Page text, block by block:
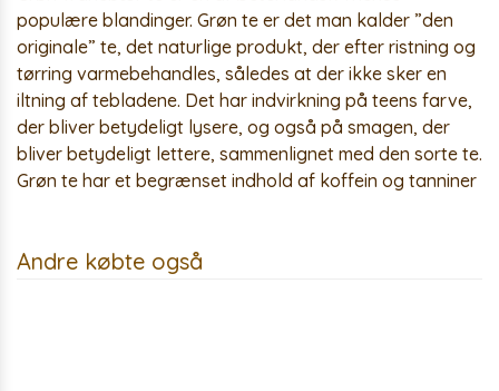
populære blandinger. Grøn te er det man kalder ”den
originale” te, det naturlige produkt, der efter ristning og
tørring varmebehandles, således at der ikke sker en
iltning af tebladene. Det har indvirkning på teens farve,
der bliver betydeligt lysere, og også på smagen, der
bliver betydeligt lettere, sammenlignet med den sorte te.
Grøn te har et begrænset indhold af koffein og tanniner
Andre købte også